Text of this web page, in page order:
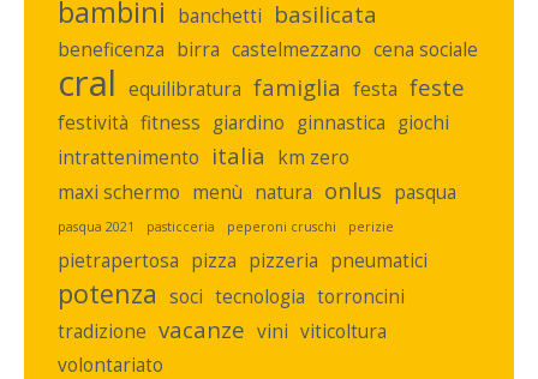
bambini banchetti basilicata
beneficenza birra castelmezzano cena sociale
cral equilibratura famiglia festa feste
festività fitness giardino ginnastica giochi
intrattenimento italia km zero
maxi schermo menù natura onlus pasqua
pasqua 2021 pasticceria peperoni cruschi perizie
pietrapertosa pizza pizzeria pneumatici
potenza soci tecnologia torroncini
tradizione vacanze vini viticoltura
volontariato